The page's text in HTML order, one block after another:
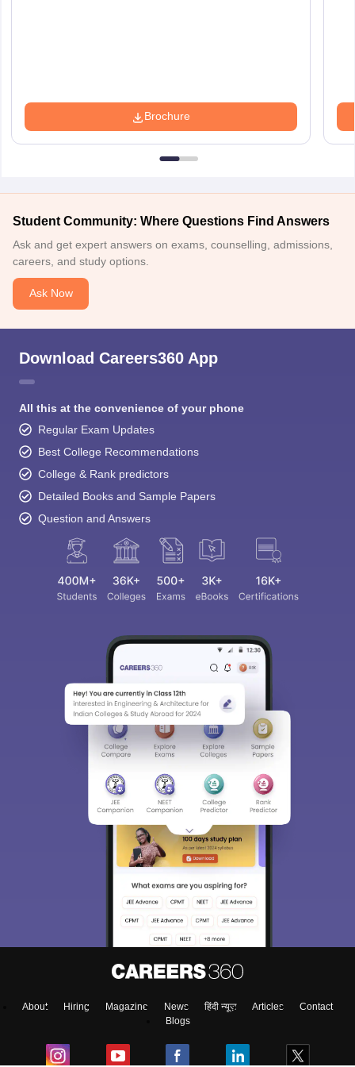
Brochure
Student Community: Where Questions Find Answers
Ask and get expert answers on exams, counselling, admissions,
careers, and study options.
Ask Now
Download Careers360 App
All this at the convenience of your phone
Regular Exam Updates
Best College Recommendations
College & Rank predictors
Detailed Books and Sample Papers
Question and Answers
About Hiring Magazine News हिंदी न्यूज़ Articles
Contact
Blogs